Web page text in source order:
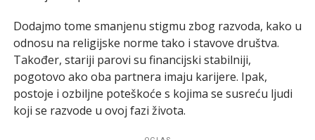
Dodajmo tome smanjenu stigmu zbog razvoda, kako u
odnosu na religijske norme tako i stavove društva.
Također, stariji parovi su financijski stabilniji,
pogotovo ako oba partnera imaju karijere. Ipak,
postoje i ozbiljne poteškoće s kojima se susreću ljudi
koji se razvode u ovoj fazi života.